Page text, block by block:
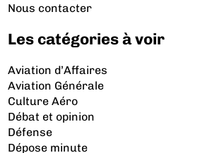
Nous contacter
Les catégories à voir
Aviation d’Affaires
Aviation Générale
Culture Aéro
Débat et opinion
Défense
Dépose minute